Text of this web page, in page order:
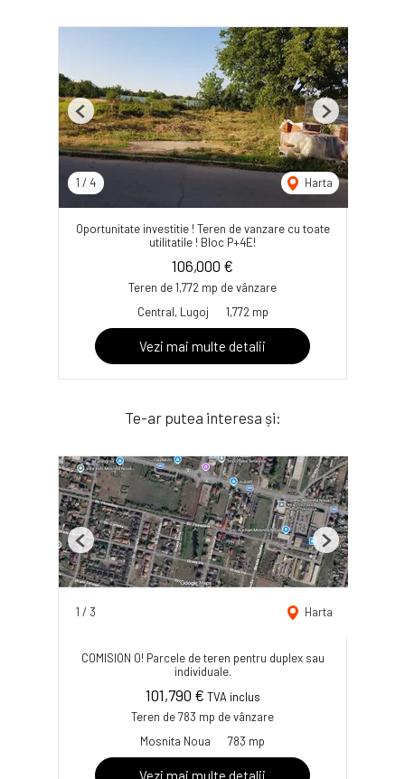
1 / 4 Harta
Previous Next
Oportunitate investitie ! Teren de vanzare cu toate
utilitatile ! Bloc P+4E!
106,000 €
Teren de 1,772 mp de vânzare
Central, Lugoj
1,772 mp
Vezi mai multe detalii
Te-ar putea interesa și:
1 / 3 Harta
Previous Next
COMISION 0! Parcele de teren pentru duplex sau
individuale.
101,790 € TVA inclus
Teren de 783 mp de vânzare
Mosnita Noua
783 mp
Vezi mai multe detalii